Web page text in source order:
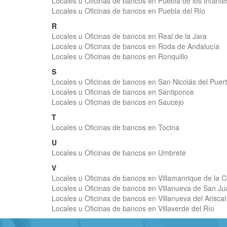
Locales u Oficinas de bancos en Puebla del Río
R
Locales u Oficinas de bancos en Real de la Jara
Locales u Oficinas de bancos en Roda de Andalucía
Locales u Oficinas de bancos en Ronquillo
S
Locales u Oficinas de bancos en San Nicolás del
Locales u Oficinas de bancos en Santiponce
Locales u Oficinas de bancos en Saucejo
T
Locales u Oficinas de bancos en Tocina
U
Locales u Oficinas de bancos en Umbrete
V
Locales u Oficinas de bancos en Villamanrique de la
Locales u Oficinas de bancos en Villanueva de San
Locales u Oficinas de bancos en Villanueva del Ariscal
Locales u Oficinas de bancos en Villaverde del Río